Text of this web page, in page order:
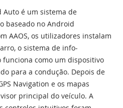
é um sistema de
baseado no Android
AAOS, os utilizadores instalam
o sistema de info-
como um dispositivo
para a condução. Depois de
Navigation e os mapas
principal do veículo. A